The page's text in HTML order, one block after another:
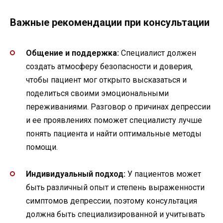
Важные рекомендации при консультации
Общение и поддержка: Специалист должен
создать атмосферу безопасности и доверия,
чтобы пациент мог открыто высказаться и
поделиться своими эмоциональными
переживаниями. Разговор о причинах депрессии
и ее проявлениях поможет специалисту лучше
понять пациента и найти оптимальные методы
помощи.
Индивидуальный подход: У пациентов может
быть различный опыт и степень выраженности
симптомов депрессии, поэтому консультация
должна быть специализированной и учитывать